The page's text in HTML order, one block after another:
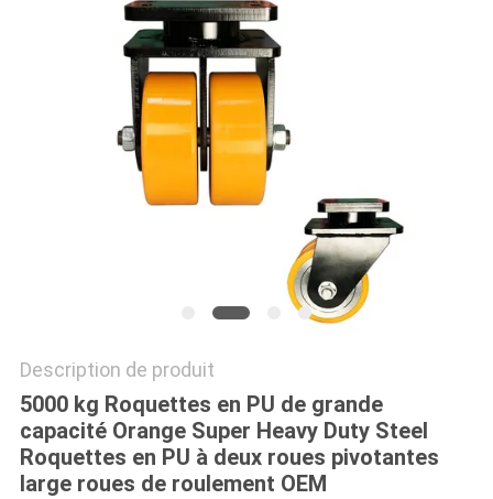
Description de produit
5000 kg Roquettes en PU de grande
capacité Orange Super Heavy Duty Steel
Roquettes en PU à deux roues pivotantes
large roues de roulement OEM